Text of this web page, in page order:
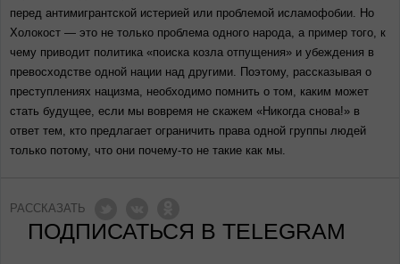
перед антимигрантской истерией или проблемой исламофобии. Но
Холокост — это не только проблема одного народа, а пример того, к
чему приводит политика «поиска козла отпущения» и убеждения в
превосходстве одной нации над другими. Поэтому, рассказывая о
преступлениях нацизма, необходимо помнить о том, каким может
стать будущее, если мы вовремя не скажем «Никогда снова!» в
ответ тем, кто предлагает ограничить права одной группы людей
только потому, что они почему-то не такие как мы.
РАССКАЗАТЬ
ПОДПИСАТЬСЯ В TELEGRAM